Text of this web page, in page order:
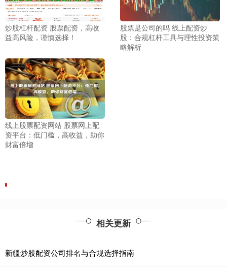
炒股杠杆配资 股票配资，高收
益高风险，谨慎选择！
股票是公司的吗 线上配资炒
股：合规杠杆工具与理性投资策
略解析
线上股票配资网站 股票网上配
资平台：低门槛，高收益，助你
财富倍增
相关更新
新疆炒股配资公司排名与合规选择指南